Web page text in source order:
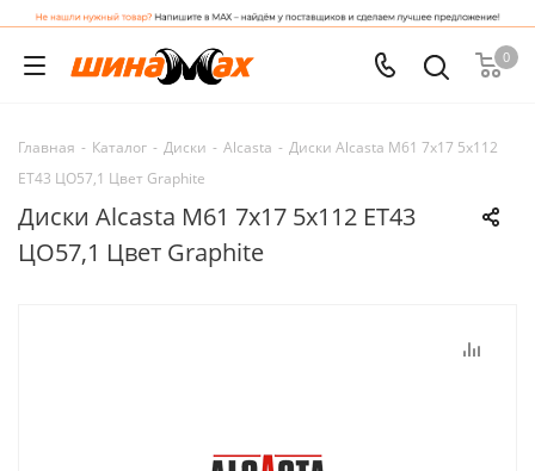
0
Главная - Каталог - Диски - Alcasta - Диски Alcasta M61 7x17 5x112
ET43 ЦО57,1 Цвет Graphite
Диски Alcasta M61 7x17 5x112 ET43
ЦО57,1 Цвет Graphite